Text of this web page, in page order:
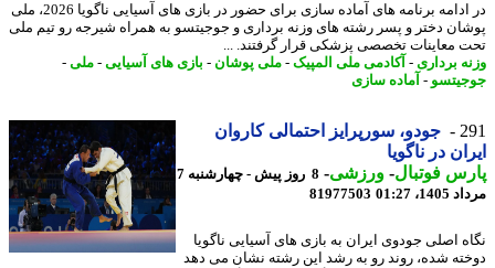
در ادامه برنامه های آماده سازی برای حضور در بازی های آسیایی ناگویا 2026، ملی
دختر و پسر رشته های وزنه برداری و جوجیتسو به همراه شیرجه رو تیم ملی
معاینات تخصصی پزشکی قرار گرفتند. ...
برداری- آکادمی ملی المپیک-ملی پوشان-بازی های آسیایی-ملی -
-آماده سازی
جودو، سورپرایز احتمالی کاروان
در ناگویا
فوتبال-ورزشی-
8 روز پیش - چهارشنبه 7
01:27
81977503
اصلی جودوی ایران به بازی های آسیایی ناگویا
شده، روند رو به رشد این رشته نشان می دهد